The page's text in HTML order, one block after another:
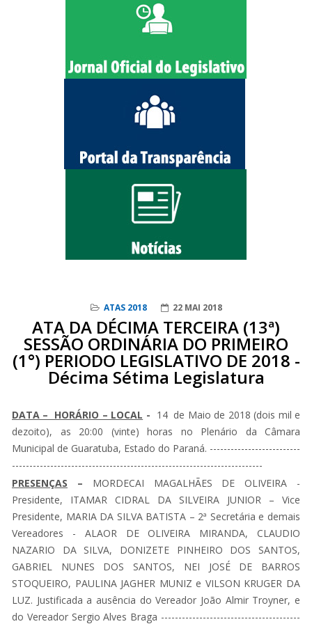
ATAS 2018 22 MAI 2018
ATA DA DÉCIMA TERCEIRA (13ª)
SESSÃO ORDINÁRIA DO PRIMEIRO
(1°) PERIODO LEGISLATIVO DE 2018 -
Décima Sétima Legislatura
DATA – HORÁRIO – LOCAL - 14 de Maio de 2018 (dois mil e
dezoito), as 20:00 (vinte) horas no Plenário da Câmara
Municipal de Guaratuba, Estado do Paraná. --------------------------
------------------------------------------------------------------------
PRESENÇAS – MORDECAI MAGALHÃES DE OLIVEIRA -
Presidente, ITAMAR CIDRAL DA SILVEIRA JUNIOR – Vice
Presidente, MARIA DA SILVA BATISTA – 2ª Secretária e demais
Vereadores - ALAOR DE OLIVEIRA MIRANDA, CLAUDIO
NAZARIO DA SILVA, DONIZETE PINHEIRO DOS SANTOS,
GABRIEL NUNES DOS SANTOS, NEI JOSÉ DE BARROS
STOQUEIRO, PAULINA JAGHER MUNIZ e VILSON KRUGER DA
LUZ. Justificada a ausência do Vereador João Almir Troyner, e
do Vereador Sergio Alves Braga ----------------------------------------